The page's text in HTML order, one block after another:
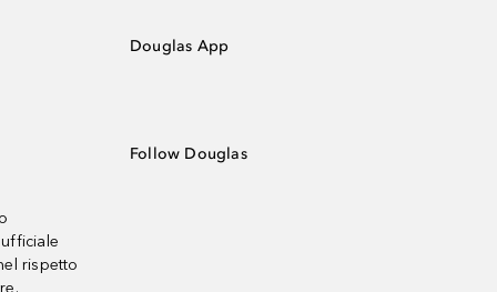
rispetto
Douglas App
Follow Douglas